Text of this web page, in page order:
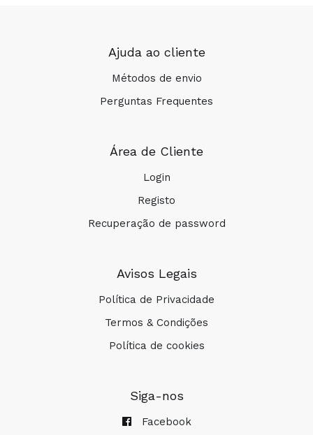
Ajuda ao cliente
Métodos de envio
Perguntas Frequentes
Área de Cliente
Login
Registo
Recuperação de password
Avisos Legais
Política de Privacidade
Termos & Condições
Política de cookies
Siga-nos
Facebook